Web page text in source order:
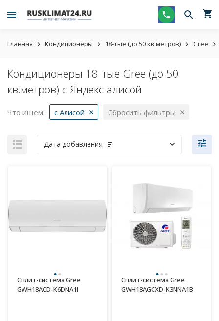
Главная Кондиционеры 18-тые (до 50 кв.метров) Gree
Кондиционеры 18-тые Gree (до 50
кв.метров) с Яндекс алисой
Что ищем: с Алисой Сбросить фильтры
Дата добавления
Сплит-система Gree
GWH18ACD-K6DNA1I
Сплит-система Gree
GWH18AGCXD-K3NNA1B